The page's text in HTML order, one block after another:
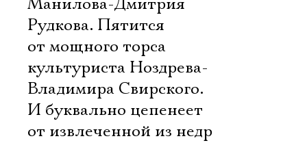
Манилова-Дмитрия
Рудкова. Пятится
от мощного торса
культуриста Ноздрева-
Владимира Свирского.
И буквально цепенеет
от извлеченной из недр